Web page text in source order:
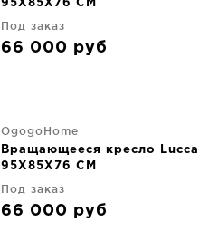
95X85X76 CM
Под заказ
66 000 руб
OgogoHome
Вращающееся кресло Lucca
95X85X76 CM
Под заказ
66 000 руб